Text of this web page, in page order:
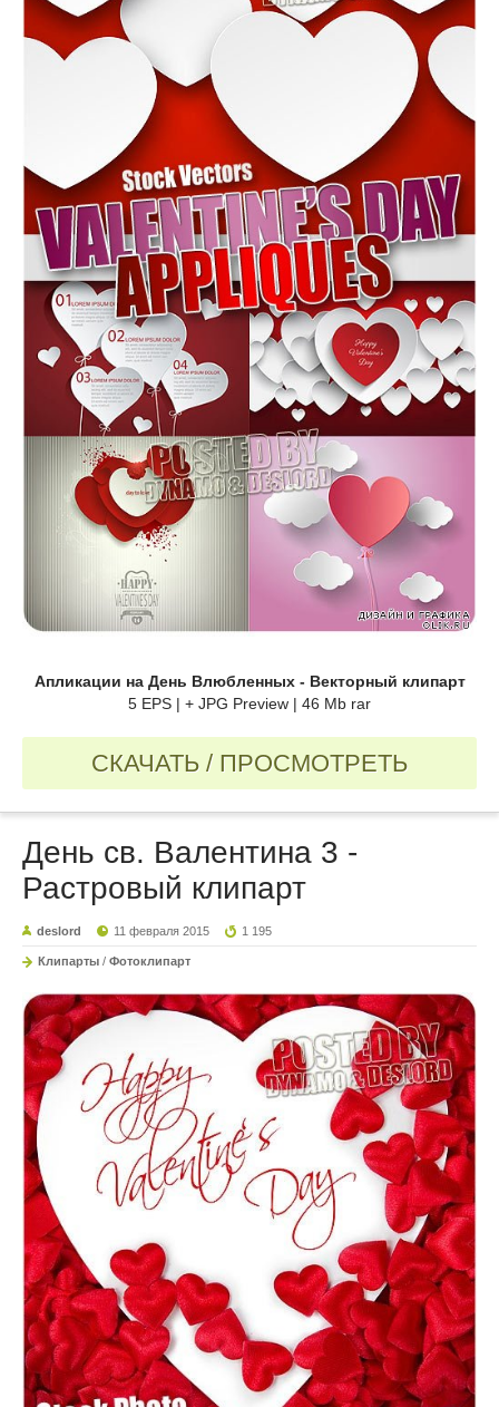
Апликации на День Влюбленных - Векторный клипарт
5 EPS | + JPG Preview | 46 Mb rar
СКАЧАТЬ / ПРОСМОТРЕТЬ
День св. Валентина 3 -
Растровый клипарт
deslord 11 февраля 2015 1 195
Клипарты / Фотоклипарт